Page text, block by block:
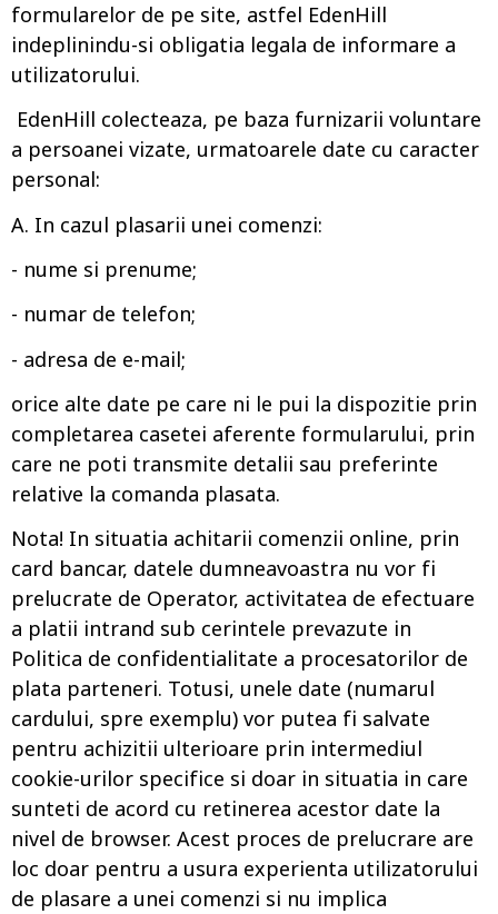
formularelor de pe site, astfel EdenHill
indeplinindu-si obligatia legala de informare a
utilizatorului.
EdenHill colecteaza, pe baza furnizarii voluntare
a persoanei vizate, urmatoarele date cu caracter
personal:
A. In cazul plasarii unei comenzi:
- nume si prenume;
- numar de telefon;
- adresa de e-mail;
orice alte date pe care ni le pui la dispozitie prin
completarea casetei aferente formularului, prin
care ne poti transmite detalii sau preferinte
relative la comanda plasata.
Nota! In situatia achitarii comenzii online, prin
card bancar, datele dumneavoastra nu vor fi
prelucrate de Operator, activitatea de efectuare
a platii intrand sub cerintele prevazute in
Politica de confidentialitate a procesatorilor de
plata parteneri. Totusi, unele date (numarul
cardului, spre exemplu) vor putea fi salvate
pentru achizitii ulterioare prin intermediul
cookie-urilor specifice si doar in situatia in care
sunteti de acord cu retinerea acestor date la
nivel de browser. Acest proces de prelucrare are
loc doar pentru a usura experienta utilizatorului
de plasare a unei comenzi si nu implica